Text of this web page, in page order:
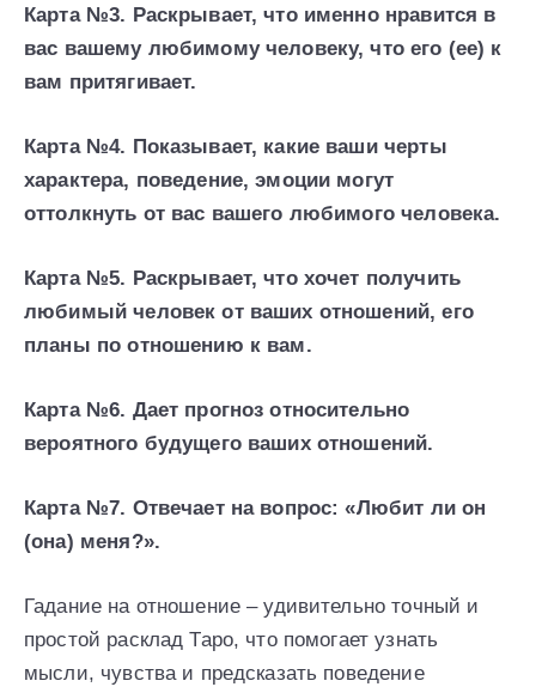
Карта №3. Раскрывает, что именно нравится в
вас вашему любимому человеку, что его (ее) к
вам притягивает.
Карта №4. Показывает, какие ваши черты
характера, поведение, эмоции могут
оттолкнуть от вас вашего любимого человека.
Карта №5. Раскрывает, что хочет получить
любимый человек от ваших отношений, его
планы по отношению к вам.
Карта №6. Дает прогноз относительно
вероятного будущего ваших отношений.
Карта №7. Отвечает на вопрос: «Любит ли он
(она) меня?».
Гадание на отношение – удивительно точный и
простой расклад Таро, что помогает узнать
мысли, чувства и предсказать поведение